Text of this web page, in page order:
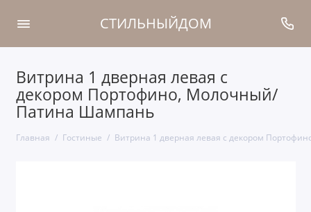
СТИЛЬНЫЙДОМ
Витрина 1 дверная левая с
декором Портофино, Молочный/
Патина Шампань
Главная Гостиные Витрина 1 дверная левая с декором